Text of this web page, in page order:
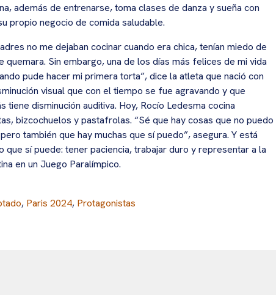
además de entrenarse, toma clases de danza y sueña con
propio negocio de comida saludable.
no me dejaban cocinar cuando era chica, tenían miedo de
quemara. Sin embargo, una de los días más felices de mi vida
pude hacer mi primera torta”, dice la atleta que nació con
visual que con el tiempo se fue agravando y que
tiene disminución auditiva. Hoy, Rocío Ledesma cocina
bizcochuelos y pastafrolas. “Sé que hay cosas que no puedo
también que hay muchas que sí puedo”, asegura. Y está
que sí puede: tener paciencia, trabajar duro y representar a la
en un Juego Paralímpico.
, Paris 2024, Protagonistas